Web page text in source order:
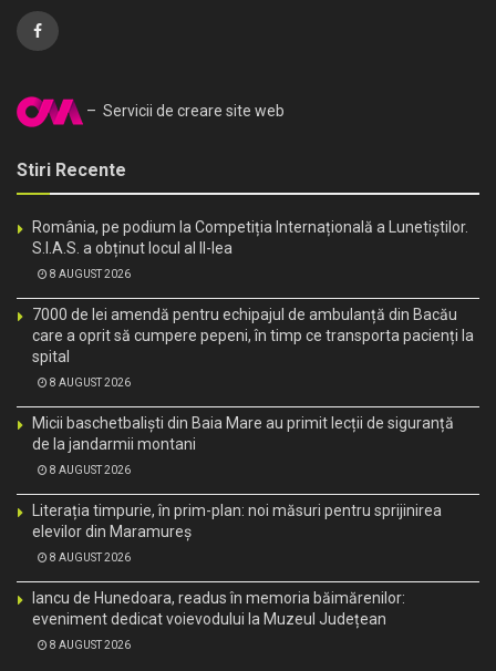
– Servicii de creare site web
Stiri Recente
România, pe podium la Competiția Internațională a Lunetiștilor.
S.I.A.S. a obținut locul al II-lea
8 AUGUST 2026
7000 de lei amendă pentru echipajul de ambulanță din Bacău
care a oprit să cumpere pepeni, în timp ce transporta pacienți la
spital
8 AUGUST 2026
Micii baschetbaliști din Baia Mare au primit lecții de siguranță
de la jandarmii montani
8 AUGUST 2026
Literația timpurie, în prim-plan: noi măsuri pentru sprijinirea
elevilor din Maramureș
8 AUGUST 2026
Iancu de Hunedoara, readus în memoria băimărenilor:
eveniment dedicat voievodului la Muzeul Județean
8 AUGUST 2026